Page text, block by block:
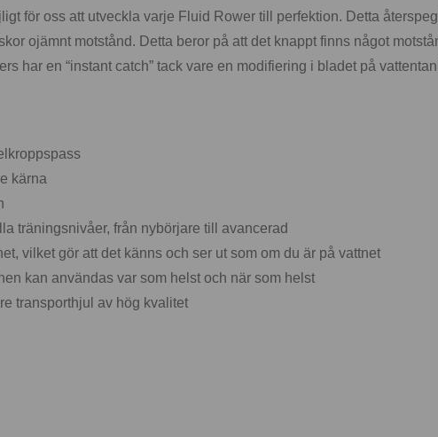
för oss att utveckla varje Fluid Rower till perfektion. Detta
ojämnt motstånd. Detta beror på att det knappt finns något
har en “instant catch” tack vare en modifiering i bladet på
kärna
träningsnivåer, från nybörjare till avancerad
vilket gör att det känns och ser ut som om du är på vattnet
kan användas var som helst och när som helst
transporthjul av hög kvalitet